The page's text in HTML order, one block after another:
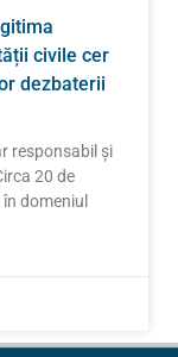
civile cer
dezbaterii
responsabil și
20 de
domeniul